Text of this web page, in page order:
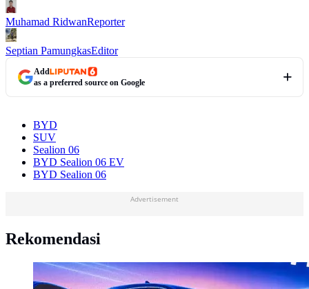
Muhamad RidwanReporter
Septian PamungkasEditor
Add
as a preferred source on Google
BYD
SUV
Sealion 06
BYD Sealion 06 EV
BYD Sealion 06
Advertisement
Rekomendasi